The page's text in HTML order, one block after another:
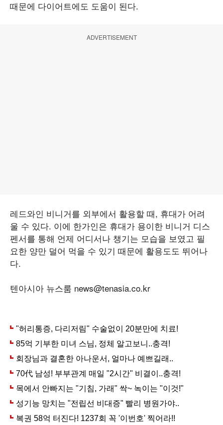
때문에 다이어트에도 도움이 된다.
ADVERTISEMENT
레드와인 비니거를 외부에서 활용할 때, 휴대가 어려
울 수 있다. 이에 한가인은 휴대가 용이한 비니거 디스
펜서를 통해 언제 어디서나 챙기는 모습을 보였고 필
요한 양만 덜어 먹을 수 있기 때문에 활용도도 뛰어나
다.
텐아시아 뉴스룸 news@tenasia.co.kr